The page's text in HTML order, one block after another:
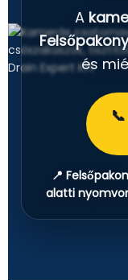
A
Felsőpakony
és
📍
alatti